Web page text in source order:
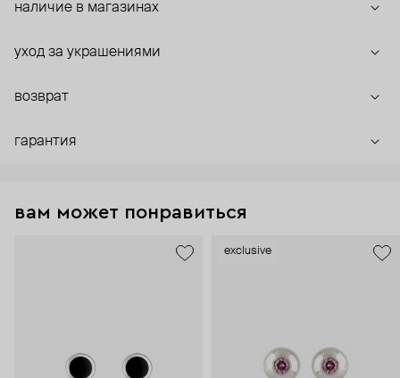
наличие в магазинах
уход за украшениями
возврат
гарантия
вам может понравиться
exclusive